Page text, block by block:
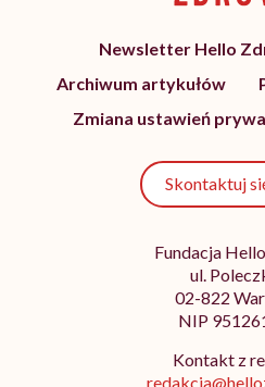
Newsletter Hello
Archiwum artykułów
Zmiana ustawień
Skontaktuj
Fundacja
ul.
02-822
NIP
Kontakt z